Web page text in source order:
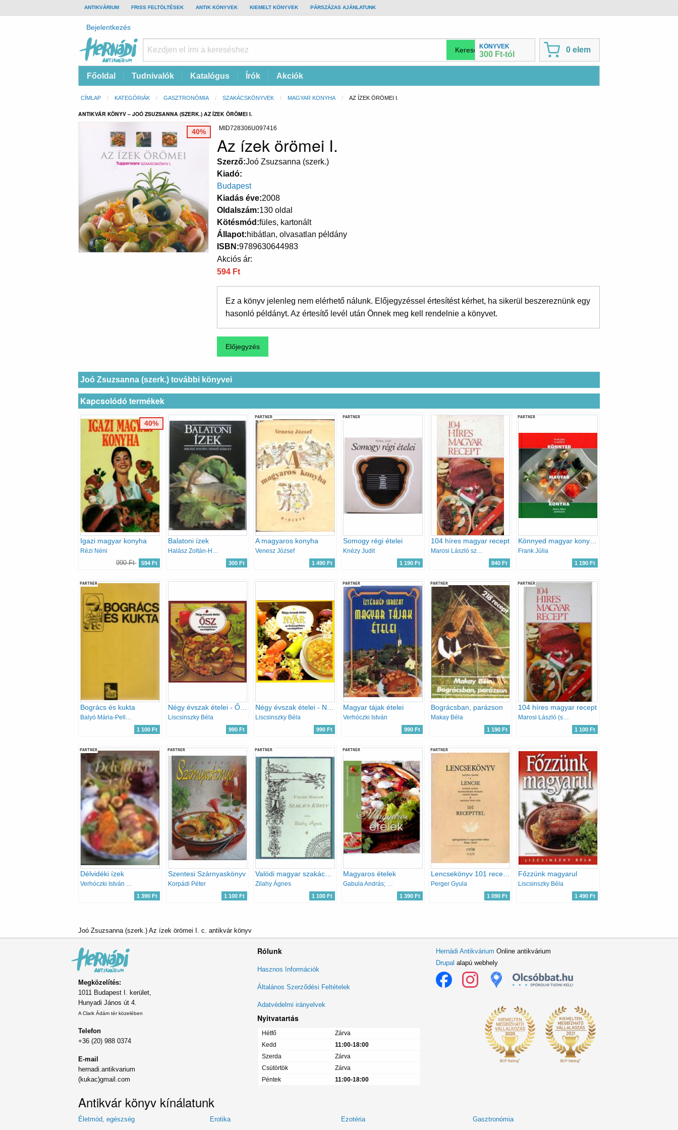
TOP
BAR
ANTIKVÁRIUM FRISS FELTÖLTÉSEK ANTIK KÖNYVEK KIEMELT KÖNYVEK PÁRSZÁZAS AJÁNLATUNK
Felhasználói
fiók
menüje
Bejelentkezés
Antikvárium
Online
KÖNYVEK
300 Ft-tól
0 elem
Fő
navigáció
Főoldal Tudnivalók Katalógus Írók Akciók
Morzsa
CÍMLAP KATEGÓRIÁK GASZTRONÓMIA SZAKÁCSKÖNYVEK MAGYAR KONYHA CURRENT:
AZ ÍZEK ÖRÖMEI I.
ANTIKVÁR KÖNYV – JOÓ ZSUZSANNA (SZERK.) AZ ÍZEK ÖRÖMEI I.
40% MID728306U097416
Az ízek örömei I.
Szerző Joó Zsuzsanna (szerk.)
Kiadó
Budapest
Kiadás éve 2008
Oldalszám 130 oldal
Kötésmód füles, kartonált
Állapot hibátlan, olvasatlan példány
ISBN 9789630644983
Akciós ár:
594 Ft
Ez a könyv jelenleg nem elérhető nálunk. Előjegyzéssel értesítést kérhet, ha sikerül beszereznünk egy
hasonló példányt. Az értesítő levél után Önnek meg kell rendelnie a könyvet.
Joó Zsuzsanna (szerk.) további könyvei
Kapcsolódó termékek
Igazi magyar konyha
Rézi Néni
990 Ft 594 Ft
40%
Balatoni ízek
Halász Zoltán-Hemző Károly
300 Ft
PARTNER
A magyaros konyha
Venesz József
1 490 Ft
PARTNER
Somogy régi ételei
Knézy Judit
1 190 Ft
104 híres magyar recept
Marosi László szerk.
840 Ft
PARTNER
Könnyed magyar konyha
Frank Júlia
1 190 Ft
PARTNER
Bogrács és kukta
Balyó Mária-Pelle Józsefné
1 100 Ft
Négy évszak ételei - Ősz az Aranysárkány vendéglőben
Liscsinszky Béla
990 Ft
Liscsinszky Béla
990 Ft
PARTNER
Magyar tájak ételei
Verhóczki István
990 Ft
PARTNER
Bográcsban, parázson
Makay Béla
1 190 Ft
PARTNER
104 híres magyar recept
Marosi László (szerk.)
1 100 Ft
PARTNER
Délvidéki ízek
1 390 Ft
PARTNER
Szentesi Szárnyaskönyv
Korpádi Péter
1 100 Ft
PARTNER
Zilahy Ágnes
1 100 Ft
PARTNER
Magyaros ételek
1 390 Ft
PARTNER
Lencsekönyv 101 recepttel
Perger Gyula
1 090 Ft
Főzzünk magyarul
Liscsinszky Béla
1 490 Ft
Joó Zsuzsanna (szerk.) Az ízek örömei I. c. antikvár könyv
Megközelítés:
1011 Budapest I. kerület,
Hunyadi János út 4.
A Clark Ádám tér közelében
Telefon
+36 (20) 988 0374
E-mail
hernadi.antikvarium
(kukac)gmail.com
Rólunk
Lábléc
menü
Hasznos Információk
Általános Szerződési Feltételek
Adatvédelmi irányelvek
Nyitvatartás
Hétfő
Zárva
Kedd
11:00-18:00
Szerda
Zárva
Csütörtök
Zárva
Péntek
11:00-18:00
Hernádi Antikvárium Online antikvárium
Drupal alapú webhely
Antikvár könyv kínálatunk
Életmód, egészség Erotika Ezotéria
Gasztronómia